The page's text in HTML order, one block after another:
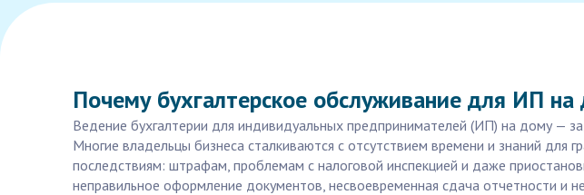
Почему бухгалтерское обслуживание для ИП
Ведение бухгалтерии для индивидуальных предпринимателей (ИП) на дому —
Многие владельцы бизнеса сталкиваются с отсутствием времени и знаний
последствиям: штрафам, проблемам с налоговой инспекцией и даже
неправильное оформление документов, несвоевременная сдача отчетности и